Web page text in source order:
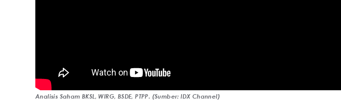
Analisis Saham BKSL, WIRG, BSDE, PTPP. (Sumber: IDX Channel)